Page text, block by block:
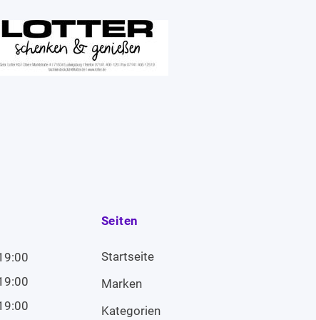
Seiten
Startseite
Marken
Kategorien